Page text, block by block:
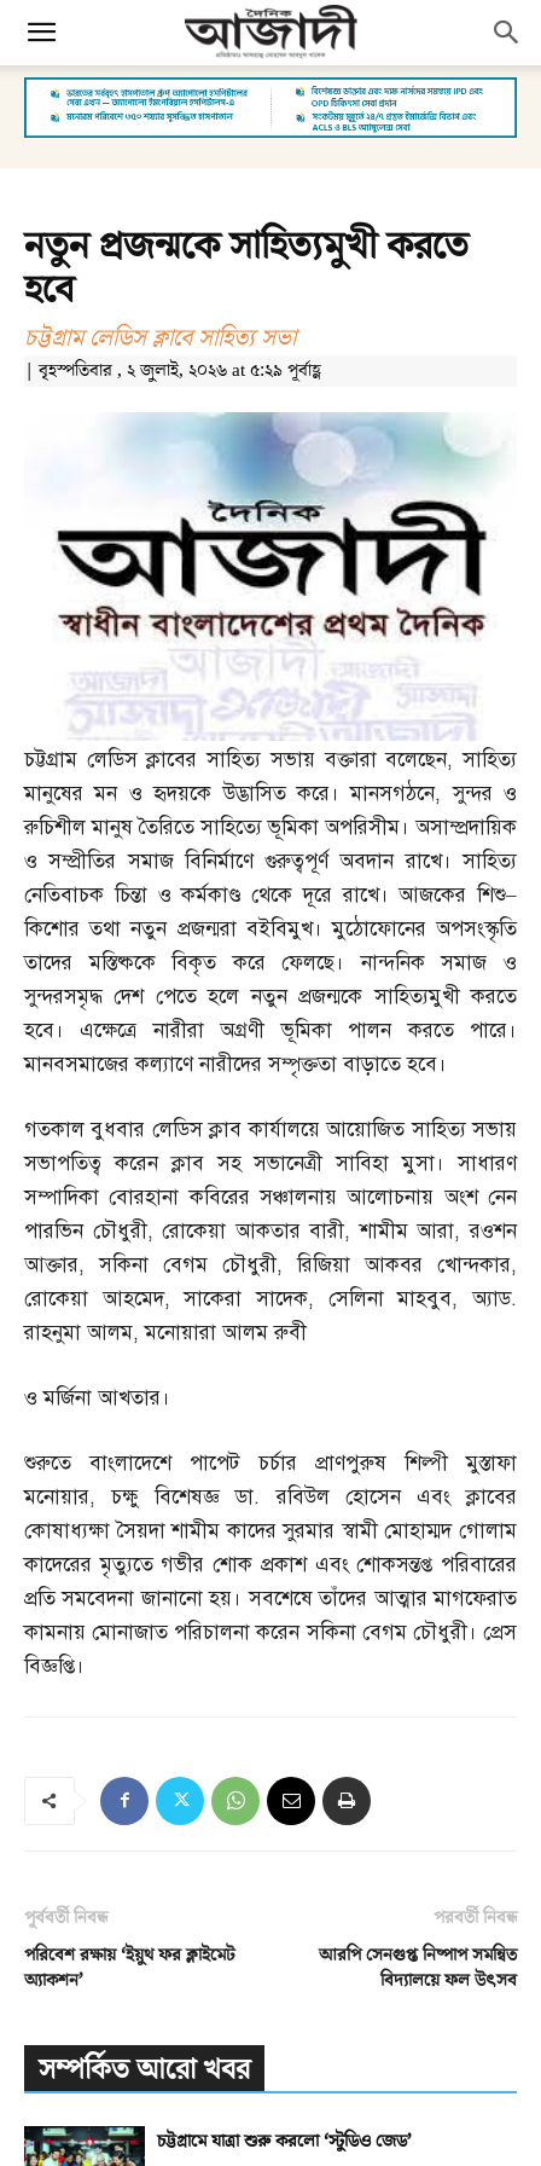
নতুন প্রজন্মকে সাহিত্যমুখী করতে
হবে
চট্টগ্রাম লেডিস ক্লাবে সাহিত্য সভা
| বৃহস্পতিবার , ২ জুলাই, ২০২৬ at ৫:২৯ পূর্বাহ্ণ
চট্টগ্রাম লেডিস ক্লাবের সাহিত্য সভায় বক্তারা বলেছেন,সাহিত্য
মানুষের মন ও হৃদয়কে উদ্ভাসিত করে। মানসগঠনে,সুন্দর ও
রুচিশীল মানুষ তৈরিতে সাহিত্যে ভূমিকা অপরিসীম। অসাম্প্রদায়িক
ও সম্প্রীতির সমাজ বিনির্মাণে গুরুত্বপূর্ণ অবদান রাখে। সাহিত্য
নেতিবাচক চিন্তা ও কর্মকাণ্ড থেকে দূরে রাখে। আজকের শিশু–
কিশোর তথা নতুন প্রজন্মরা বইবিমুখ। মুঠোফোনের অপসংস্কৃতি
তাদের মস্তিষ্ককে বিকৃত করে ফেলছে। নান্দনিক সমাজ ও
সুন্দরসমৃদ্ধ দেশ পেতে হলে নতুন প্রজন্মকে সাহিত্যমুখী করতে
হবে। এক্ষেত্রে নারীরা অগ্রণী ভূমিকা পালন করতে পারে।
মানবসমাজের কল্যাণে নারীদের সম্পৃক্ততা বাড়াতে হবে।
গতকাল বুধবার লেডিস ক্লাব কার্যালয়ে আয়োজিত সাহিত্য সভায়
সভাপতিত্ব করেন ক্লাব সহ সভানেত্রী সাবিহা মুসা। সাধারণ
সম্পাদিকা বোরহানা কবিরের সঞ্চালনায় আলোচনায় অংশ নেন
পারভিন চৌধুরী,রোকেয়া আকতার বারী,শামীম আরা,রওশন
আক্তার,সকিনা বেগম চৌধুরী,রিজিয়া আকবর খোন্দকার,
রোকেয়া আহমেদ,সাকেরা সাদেক, সেলিনা মাহবুব,অ্যাড.
রাহনুমা আলম,মনোয়ারা আলম রুবী
ও মর্জিনা আখতার।
শুরুতে বাংলাদেশে পাপেট চর্চার প্রাণপুরুষ শিল্পী মুস্তাফা
মনোয়ার,চক্ষু বিশেষজ্ঞ ডা.রবিউল হোসেন এবং ক্লাবের
কোষাধ্যক্ষা সৈয়দা শামীম কাদের সুরমার স্বামী মোহাম্মদ গোলাম
কাদেরের মৃত্যুতে গভীর শোক প্রকাশ এবং শোকসন্তপ্ত পরিবারের
প্রতি সমবেদনা জানানো হয়। সবশেষে তাঁদের আত্মার মাগফেরাত
কামনায় মোনাজাত পরিচালনা করেন সকিনা বেগম চৌধুরী। প্রেস
বিজ্ঞপ্তি।
পূর্ববর্তী নিবন্ধ
পরিবেশ রক্ষায় ‘ইয়ুথ ফর ক্লাইমেট
অ্যাকশন’
পরবর্তী নিবন্ধ
আরপি সেনগুপ্ত নিষ্পাপ সমন্বিত
বিদ্যালয়ে ফল উৎসব
সম্পর্কিত আরো খবর
চট্টগ্রামে যাত্রা শুরু করলো ‘স্টুডিও জেড’